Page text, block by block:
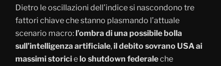
Dietro le oscillazioni dell’indice si nascondono tre
fattori chiave che stanno plasmando l’attuale
scenario macro:l’ombra di una possibile bolla
sull’intelligenza artificiale,il debito sovrano USA ai
massimi storicielo shutdown federaleche